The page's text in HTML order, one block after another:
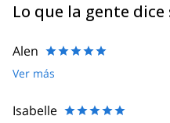
Lo que la gente
Alen
Ver más
Isabelle